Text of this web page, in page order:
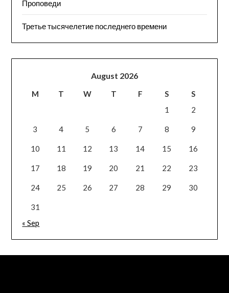
Проповеди
Третье тысячелетие последнего времени
August 2026
M T W T F S
S
1
2
3 4 5 6 7 8 9
10 11 12 13 14 15 16
17 18 19 20 21 22 23
24 25 26 27 28 29 30
31
« Sep